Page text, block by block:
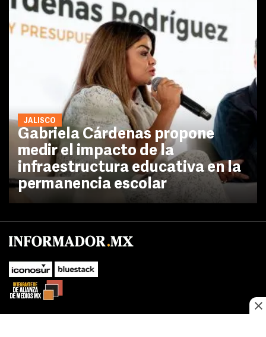
JALISCO
Gabriela Cárdenas propone
medir el impacto de la
infraestructura educativa en la
permanencia escolar